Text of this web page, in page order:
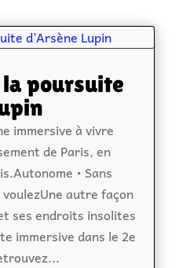
poursuite
immersive à vivre
de Paris, en
• Sans
voulezUne autre façon
ses endroits insolites
immersive dans le 2e